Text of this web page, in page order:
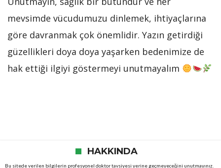
mevsimde vücudumuzu dinlemek, ihtiyaçlarına
göre davranmak çok önemlidir. Yazın getirdiği
güzellikleri doya doya yaşarken bedenimize de
hak ettiği ilgiyi göstermeyi unutmayalım
HAKKINDA
Bu sitede verilen bilgilerin profesyonel doktor tavsiyesi yerine geçmeyeceğini unutmayınız.